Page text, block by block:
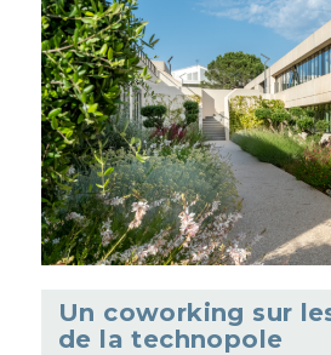
Un coworking sur
de la technopole